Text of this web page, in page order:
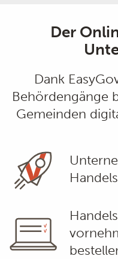
Der
Dank
Behördengänge
Gemeinden